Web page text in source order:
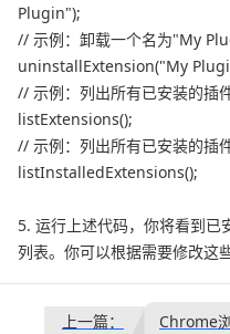
Plugin");
// 示例：卸载一个名为"My
uninstallExtension("My
// 示例：列出所有已安装的插
listExtensions();
// 示例：列出所有已安装的插
listInstalledExtensions();
5. 运行上述代码，你将看到已
列表。你可以根据需要修改这
上一篇： Chrome